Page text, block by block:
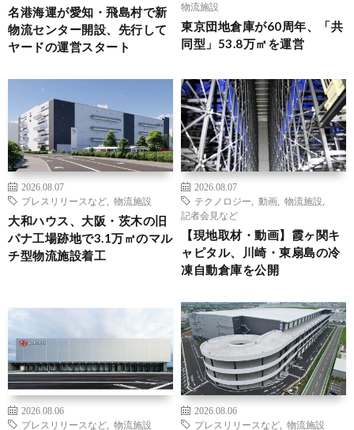
名港海運が愛知・飛島村で新
物流センター開設、先行して
ヤードの運営スタート
物流施設
東京団地倉庫が60周年、「共
同型」53.8万㎡を運営
2026.08.07
プレスリリースなど
物流施設
大和ハウス、大阪・茨木の旧
パナ工場跡地で3.1万㎡のマル
チ型物流施設着工
2026.08.07
テクノロジー
動画 物流施設
記者会見など
【現地取材・動画】霞ヶ関キ
ャピタル、川崎・東扇島の冷
凍自動倉庫を公開
2026.08.06
プレスリリースなど
物流施設
2026.08.06
プレスリリースなど
物流施設